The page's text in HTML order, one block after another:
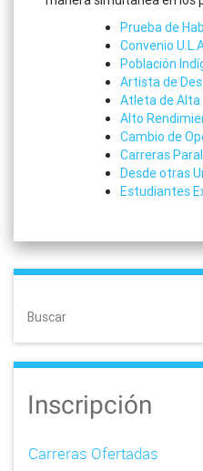
Prueba de
Convenio
Población
Artista de
Atleta de Alta
Alto
Cambio de
Carreras
Desde otras
Estudiantes
Buscar
Inscripción
Carreras Ofertadas